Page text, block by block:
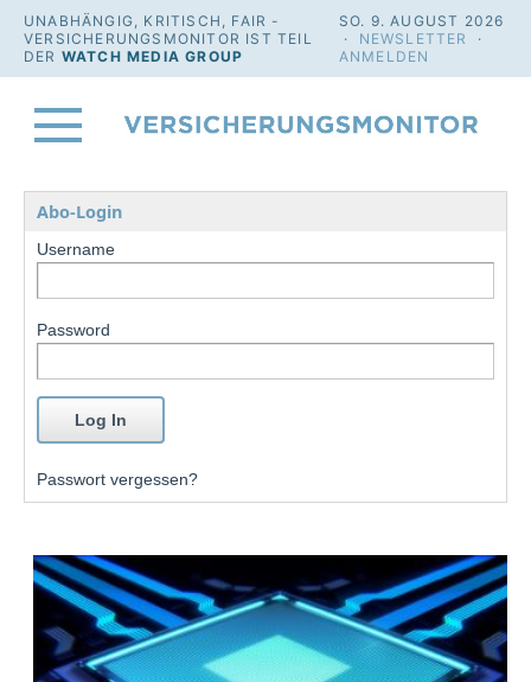
UNABHÄNGIG, KRITISCH, FAIR -
VERSICHERUNGSMONITOR IST TEIL
DER WATCH MEDIA GROUP
SO. 9. AUGUST 2026
· NEWSLETTER
·
ANMELDEN
Abo-Login
Username
Password
Passwort vergessen?